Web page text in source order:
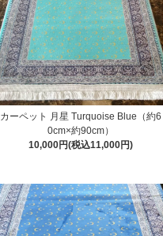
カーペット 月星 Turquoise Blue（約6
0cm×約90cm）
10,000円(税込11,000円)